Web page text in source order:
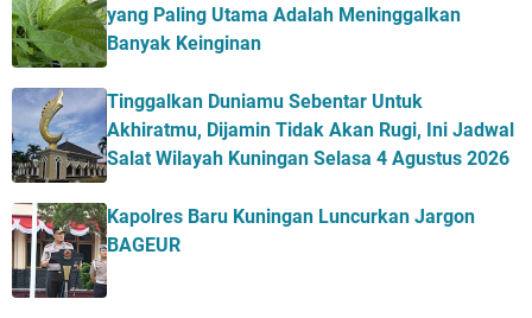
yang Paling Utama Adalah Meninggalkan
Banyak Keinginan
Tinggalkan Duniamu Sebentar Untuk
Akhiratmu, Dijamin Tidak Akan Rugi, Ini Jadwal
Salat Wilayah Kuningan Selasa 4 Agustus 2026
Kapolres Baru Kuningan Luncurkan Jargon
BAGEUR